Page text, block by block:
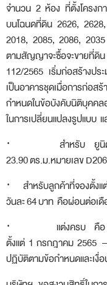
จำนวน 2 ห้อง ที่ตั้งโครง
บนโฉนดที่ดิน 2626,
2018, 2085, 2086,
ตามสัญญาจะซื้อจะขายที่
112/2565 เริ่มก่อสร้างป
เป็นอาคารชุดเมื่อการก่อส
กำหนดในข้อบังคับนิติบุคค
ในการเปลี่ยนแปลงรูปแบบ
· สำหรับ ยูนิตราคา
23.90 ตร.ม.หมายเลข
· สำหรับลูกค้าที่จองตั้งแต่
วันละ 64 บาท คือผ่อนต่อเ
· แต่งครบ คือ ฟรีเฟอร์
ตั้งแต่ 1 กรกฎาคม 2565 –
ปฏิบัติตามข้อกำหนดและเงื่
เพื่อให้ไม่
ข่าวสารโป